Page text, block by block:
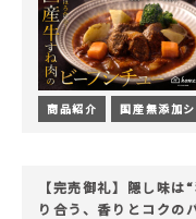
商品紹介 国産無添加
【完売御礼】隠し味
り合う、香りとコクの